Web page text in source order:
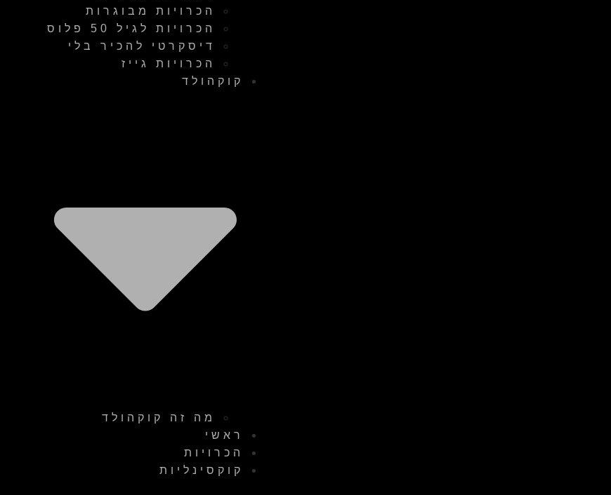
הכרויות מבוגרות
הכרויות לגיל 50 פלוס
דיסקרטי להכיר בלי
הכרויות גייז
קוקהולד
מה זה קוקהולד
ראשי
הכרויות
קוקסינליות